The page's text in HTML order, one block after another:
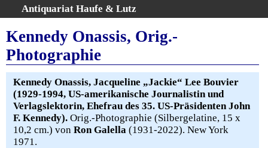
Antiquariat Haufe & Lutz
Home
Gesamtbestand
Erweiterte Suche
Kategorien
Schlagwörter
Warenkorb
AGB
Kennedy Onassis, Orig.-
Photographie
Kennedy Onassis, Jacqueline „Jackie“ Lee Bouvier
(1929-1994, US-amerikanische Journalistin und
Verlagslektorin, Ehefrau des 35. US-Präsidenten John
F. Kennedy). Orig.-Photographie (Silbergelatine, 15 x
10,2 cm.) von Ron Galella (1931-2022). New York
1971.